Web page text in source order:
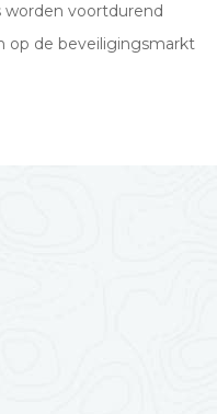
voortdurend
op de beveiligingsmarkt